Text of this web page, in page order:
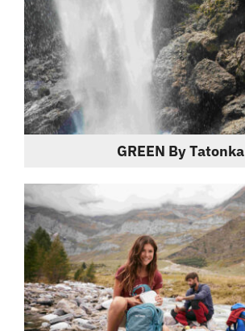
GREEN By Tatonka